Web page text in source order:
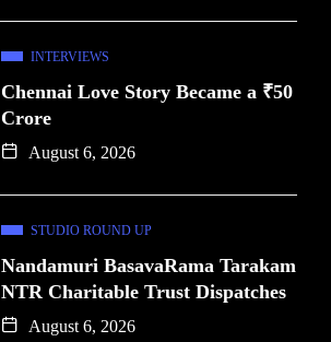
INTERVIEWS
Chennai Love Story Became a ₹50
Crore
August 6, 2026
STUDIO ROUND UP
Nandamuri BasavaRama Tarakam
NTR Charitable Trust Dispatches
August 6, 2026